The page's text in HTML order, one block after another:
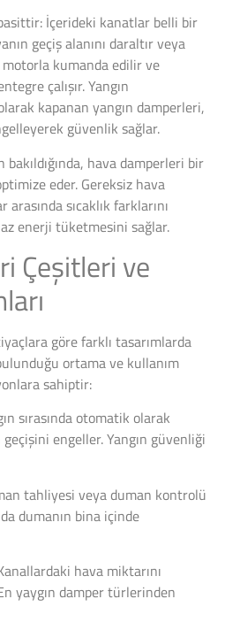
İçerideki kanatlar belli bir
geçiş alanını daraltır veya
kumanda edilir ve
çalışır. Yangın
kapanan yangın damperleri,
güvenlik sağlar.
hava damperleri bir
eder. Gereksiz hava
sıcaklık farklarını
enerji tüketmesini sağlar.
Çeşitleri ve
göre farklı tasarımlarda
ortama ve kullanım
sahiptir:
sırasında otomatik olarak
engeller. Yangın güvenliği
tahliyesi veya duman kontrolü
dumanın bina içinde
hava miktarını
yaygın damper türlerinden